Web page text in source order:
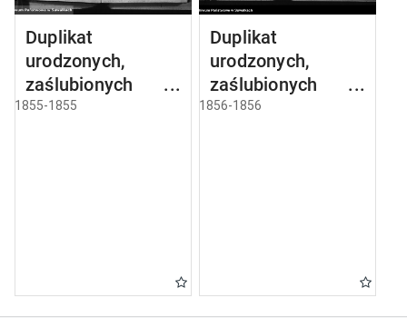
Duplikat
urodzonych,
zaślubionych i
umarłych parafii
1855-1855
Duplikat
urodzonych,
zaślubionych i
umarłych parafii
1856-1856